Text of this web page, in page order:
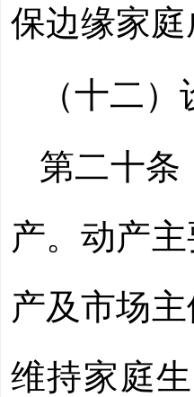
保边缘家
（十二
第二十条
产。动产
产及市场
维持家庭